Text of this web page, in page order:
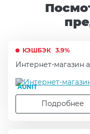
КЭШБЭК 3.9%
Интернет-магазин
AUNIT
Подробнее